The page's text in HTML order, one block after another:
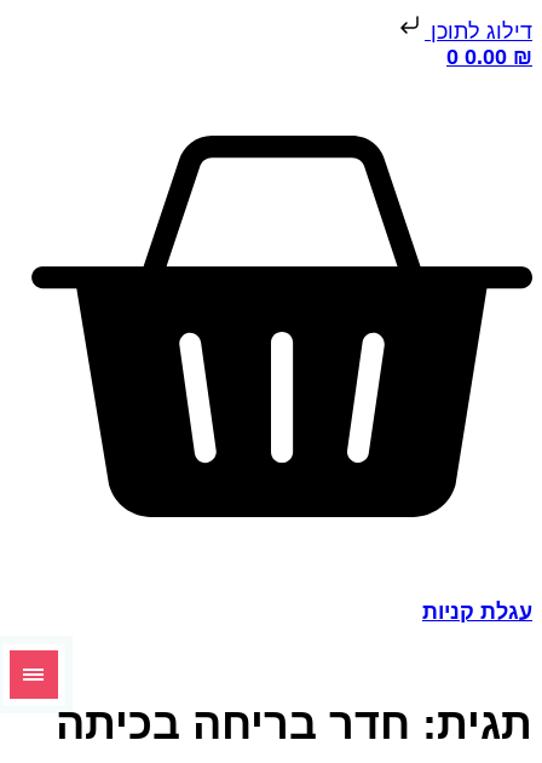
לתוכן
0.00
0
קניות
חדר בריחה בכיתה